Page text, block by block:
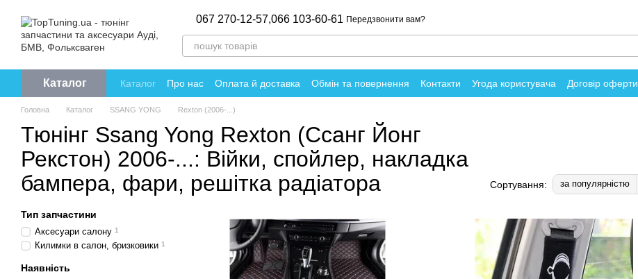
067 270-12-57,066 103-60-61 Передзвонити вам?
Каталог Каталог Про нас Оплата й доставка Обмін та повернення Контакти Угода користувача
Договір оферти
Політика конфіденційності
Відгуки про магазин
Головна Каталог SSANG YONG Rexton (2006-...)
Тюнінг Ssang Yong Rexton (Ссанг Йонг
Рекстон) 2006-...: Війки, спойлер, накладка
бампера, фари, решітка радіатора
Сортування: за популярністю
Тип запчастини
Аксесуари салону 1
Килимки в салон, бризковики 1
Наявність